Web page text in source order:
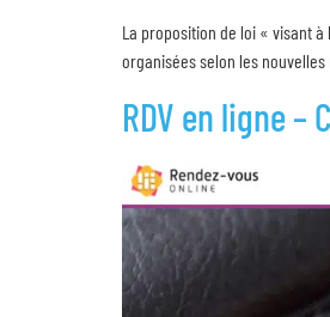
La proposition de loi « visant
organisées selon les
RDV en ligne –